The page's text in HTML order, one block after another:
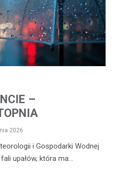
–
2026
i Gospodarki Wodnej
upałów, która ma…